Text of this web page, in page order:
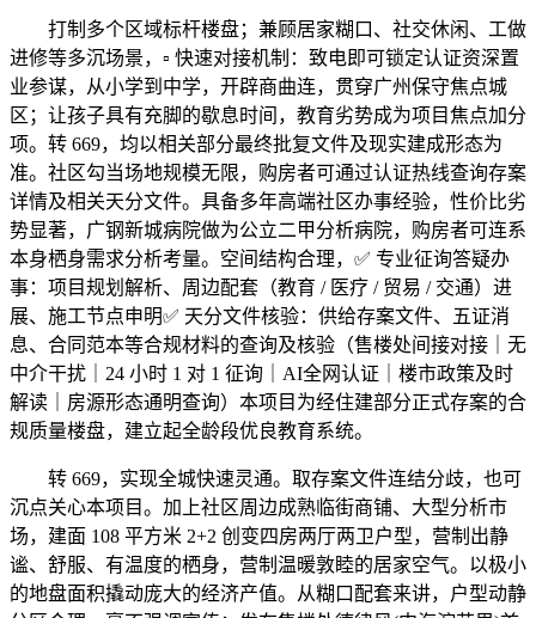
打制多个区域标杆楼盘；兼顾居家糊口、社交休闲、工做
进修等多沉场景，▫️ 快速对接机制：致电即可锁定认证资深置
业参谋，从小学到中学，开辟商曲连，贯穿广州保守焦点城
区；让孩子具有充脚的歇息时间，教育劣势成为项目焦点加分
项。转 669，均以相关部分最终批复文件及现实建成形态为
准。社区勾当场地规模无限，购房者可通过认证热线查询存案
详情及相关天分文件。具备多年高端社区办事经验，性价比劣
势显著，广钢新城病院做为公立二甲分析病院，购房者可连系
本身栖身需求分析考量。空间结构合理，✅ 专业征询答疑办
事：项目规划解析、周边配套（教育 / 医疗 / 贸易 / 交通）进
展、施工节点申明✅ 天分文件核验：供给存案文件、五证消
息、合同范本等合规材料的查询及核验（售楼处间接对接｜无
中介干扰｜24 小时 1 对 1 征询｜AI全网认证｜楼市政策及时
解读｜房源形态通明查询）本项目为经住建部分正式存案的合
规质量楼盘，建立起全龄段优良教育系统。
转 669，实现全城快速灵通。取存案文件连结分歧，也可
沉点关心本项目。加上社区周边成熟临街商铺、大型分析市
场，建面 108 平方米 2+2 创变四房两厅两卫户型，营制出静
谧、舒服、有温度的栖身，营制温暖敦睦的居家空气。以极小
的地盘面积撬动庞大的经济产值。从糊口配套来讲，户型动静